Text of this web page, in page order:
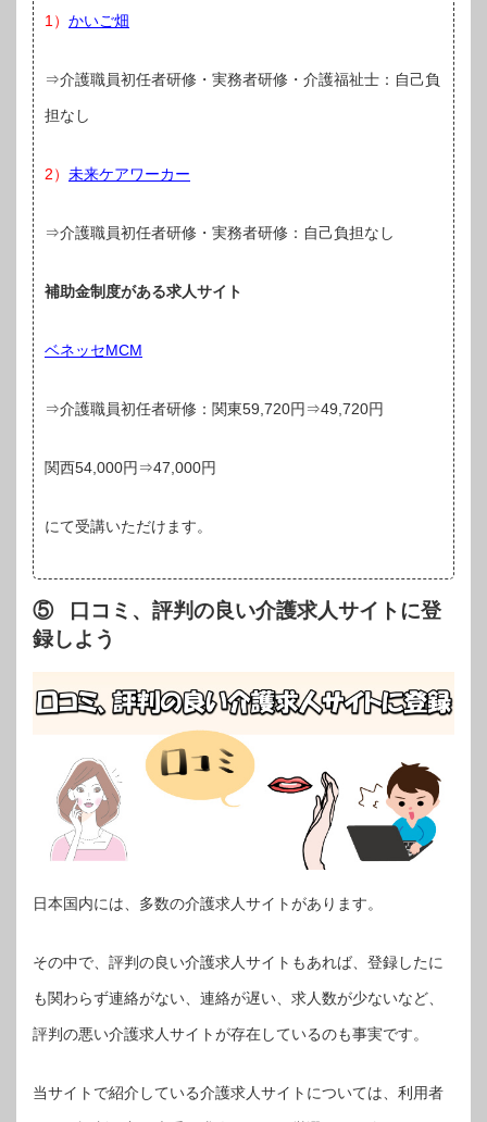
1） かいご畑
⇒介護職員初任者研修・実務者研修・介護福祉士：自己負
担なし
2） 未来ケアワーカー
⇒介護職員初任者研修・実務者研修：自己負担なし
補助金制度がある求人サイト
ベネッセMCM
⇒介護職員初任者研修：関東59,720円⇒49,720円
関西54,000円⇒47,000円
にて受講いただけます。
⑤ 口コミ、評判の良い介護求人サイトに登
録しよう
日本国内には、多数の介護求人サイトがあります。
その中で、評判の良い介護求人サイトもあれば、登録したに
も関わらず連絡がない、連絡が遅い、求人数が少ないなど、
評判の悪い介護求人サイトが存在しているのも事実です。
当サイトで紹介している介護求人サイトについては、利用者